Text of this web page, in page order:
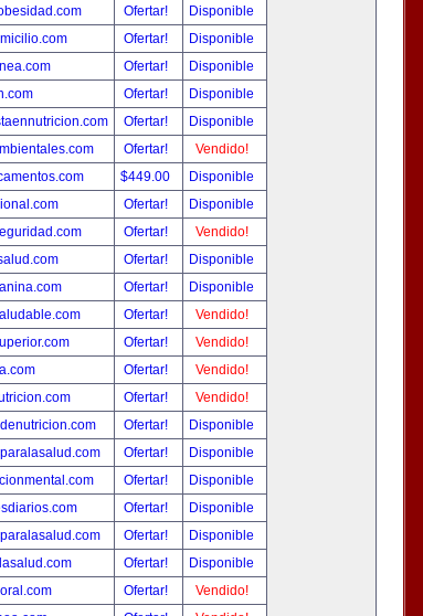
Ofertar!
Disponible
Ofertar!
Disponible
Ofertar!
Disponible
Ofertar!
Disponible
Ofertar!
Disponible
Ofertar!
Vendido!
$449.00
Disponible
Ofertar!
Disponible
Ofertar!
Vendido!
Ofertar!
Disponible
Ofertar!
Disponible
Ofertar!
Vendido!
Ofertar!
Vendido!
Ofertar!
Vendido!
Ofertar!
Vendido!
Ofertar!
Disponible
Ofertar!
Disponible
Ofertar!
Disponible
Ofertar!
Disponible
Ofertar!
Disponible
Ofertar!
Disponible
Ofertar!
Vendido!